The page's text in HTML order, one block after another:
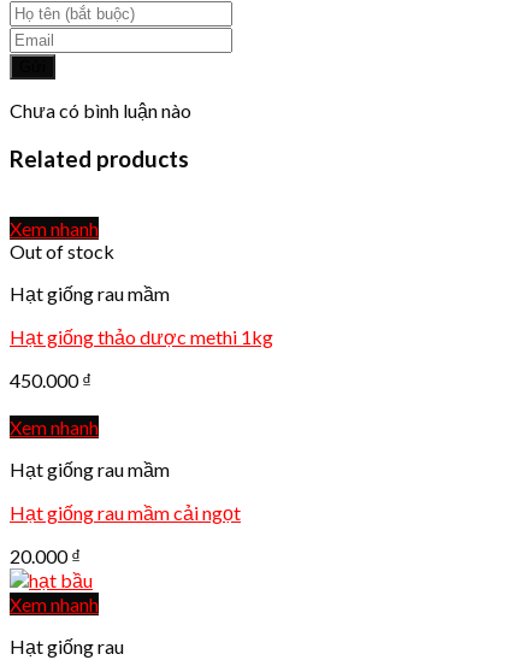
Chưa có bình luận nào
Related products
Xem nhanh
Out of stock
Hạt giống rau mầm
Hạt giống thảo dược methi 1kg
450.000₫
Xem nhanh
Hạt giống rau mầm
Hạt giống rau mầm cải ngọt
20.000₫
Xem nhanh
Hạt giống rau